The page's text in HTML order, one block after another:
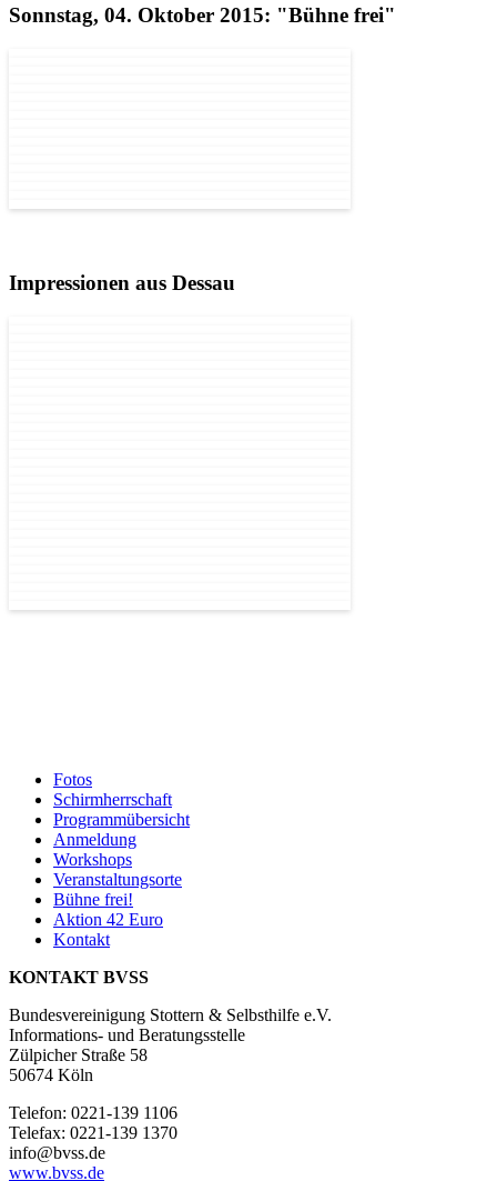
Sonnstag, 04. Oktober 2015: "Bühne frei"
Impressionen aus Dessau
Fotos
Schirmherrschaft
Programmübersicht
Anmeldung
Workshops
Veranstaltungsorte
Bühne frei!
Aktion 42 Euro
Kontakt
KONTAKT BVSS
Bundesvereinigung Stottern & Selbsthilfe e.V.
Informations- und Beratungsstelle
Zülpicher Straße 58
50674 Köln
Telefon: 0221-139 1106
Telefax: 0221-139 1370
info@bvss.de
www.bvss.de